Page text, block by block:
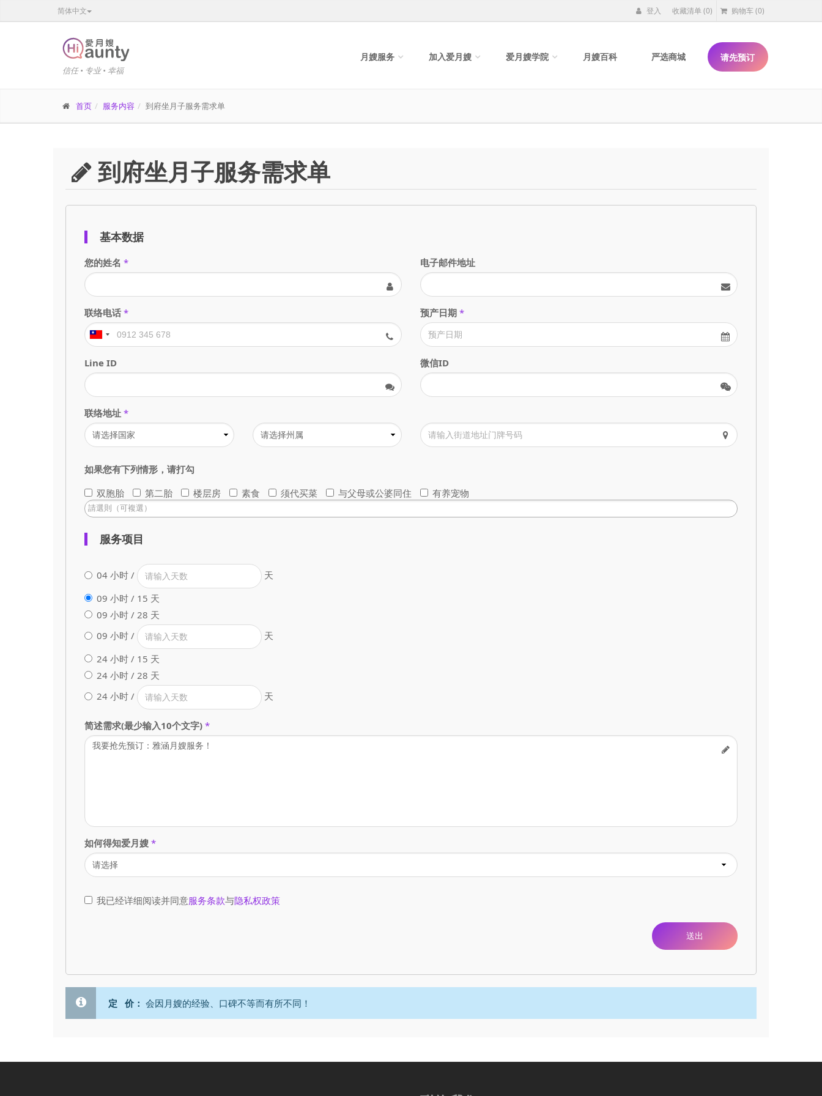
简体中文 登入 收藏清单(0) 购物车(0)
信任 • 专业 • 幸福
月嫂服务 加入爱月嫂 爱月嫂学院 月嫂百科 严选商城 请先预订
首页 服务内容 到府坐月子服务需求单
到府坐月子服务需求单
基本数据
您的姓名 * 电子邮件地址
联络电话 * 预产日期 *
Line ID 微信ID
联络地址 *
如果您有下列情形，请打勾
双胞胎
第二胎 楼层房 素食 须代买菜 与父母或公婆同住 有养宠物
服务项目
04 小时 /
天
09 小时 / 15 天
09 小时 / 28 天
09 小时 /
天
24 小时 / 15 天
24 小时 / 28 天
24 小时 /
天
简述需求(最少输入10个文字) *
如何得知爱月嫂 *
我已经详细阅读并同意服务条款与隐私权政策
定 价： 会因月嫂的经验、口碑不等而有所不同！